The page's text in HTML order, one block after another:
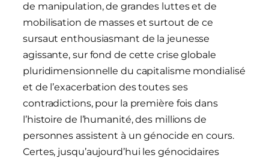
de manipulation, de grandes luttes et de
mobilisation de masses et surtout de ce
sursaut enthousiasmant de la jeunesse
agissante, sur fond de cette crise globale
pluridimensionnelle du capitalisme mondialisé
et de l’exacerbation des toutes ses
contradictions, pour la première fois dans
l’histoire de l’humanité, des millions de
personnes assistent à un génocide en cours.
Certes, jusqu’aujourd’hui les génocidaires